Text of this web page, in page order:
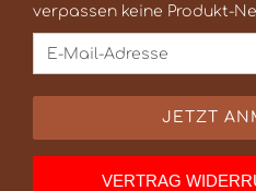
verpassen keine Produkt-
VERTRAG